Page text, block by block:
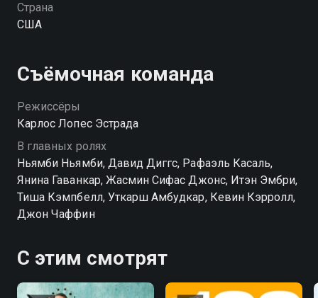
Страна
США
Съёмочная команда
Режиссёры
Карлос Лопес Эстрада
В главных ролях
Ньямби Ньямби, Давид Диггс, Рафаэль Касаль,
Янина Гаванкар, Жасмин Сифас Джонс, Итэн Эмбри,
Тиша Кэмпбелл, Уткарш Амбудкар, Кевин Кэрролл,
Джон Чаффин
С этим смотрят